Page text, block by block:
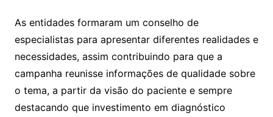
As entidades formaram um conselho de
especialistas para apresentar diferentes realidades e
necessidades, assim contribuindo para que a
campanha reunisse informações de qualidade sobre
o tema, a partir da visão do paciente e sempre
destacando que investimento em diagnóstico